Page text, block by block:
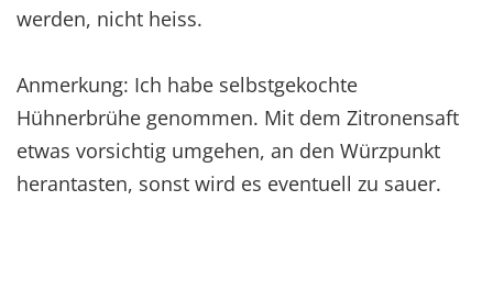
werden, nicht heiss.
Anmerkung: Ich habe selbstgekochte
Hühnerbrühe genommen. Mit dem Zitronensaft
etwas vorsichtig umgehen, an den Würzpunkt
herantasten, sonst wird es eventuell zu sauer.